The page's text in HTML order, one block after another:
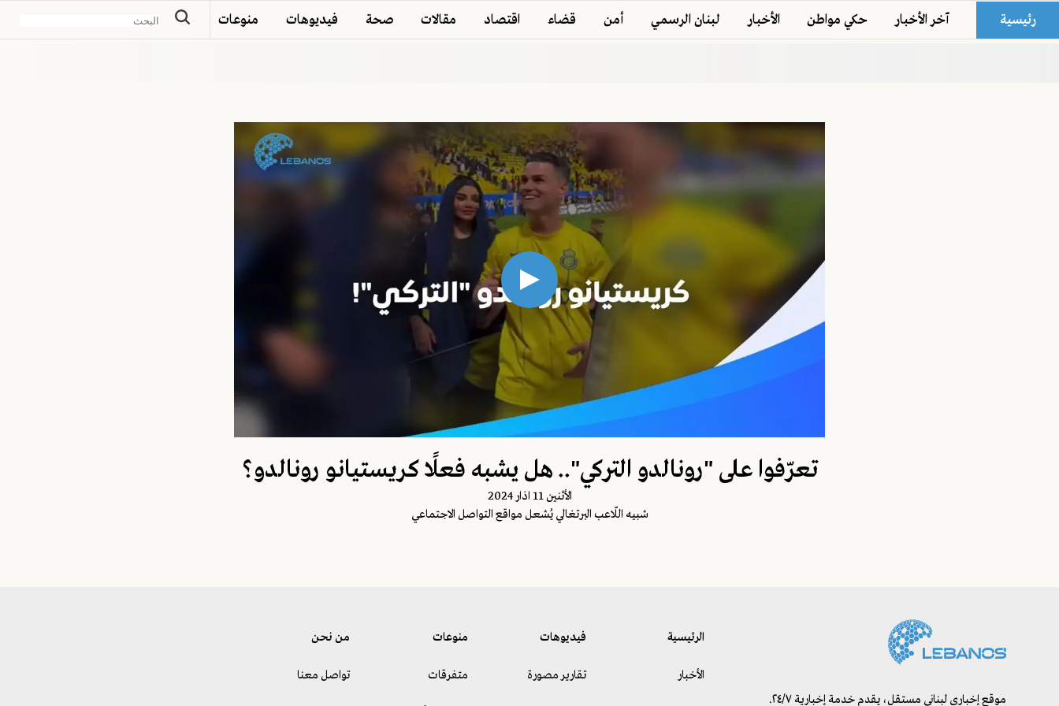
رئيسية آخر الأخبار حكي مواطن الأخبار لبنان الرسمي أمن قضاء اقتصاد مقالات صحة فيديوهات منوعات
تعرّفوا على "رونالدو التركي".. هل يشبه فعلًا كريستيانو رونالدو؟
اﻷثنين 11 اذار 2024
شبيه اللّاعب البرتغالي يُشعل مواقع التواصل الاجتماعي
موقع إخباري لبناني مستقل، يقدم خدمة إخبارية ٢٤/٧.
الرئيسية
الأخبار
فيديوهات
تقارير مصورة
منوعات
متفرقات
من نحن
تواصل معنا